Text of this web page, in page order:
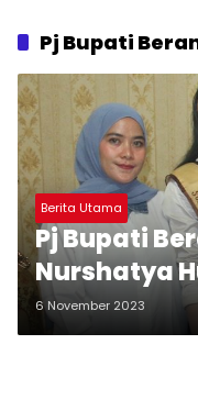
Pj Bupati
Berita Utama
Pj Bupati
Nurshatya
Tapteng ke
Pemilihan
6 November 2023